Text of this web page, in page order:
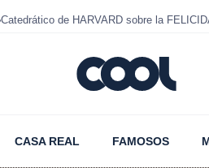
Catedrático de HARVARD sobre la
CASA REAL FAMOSOS